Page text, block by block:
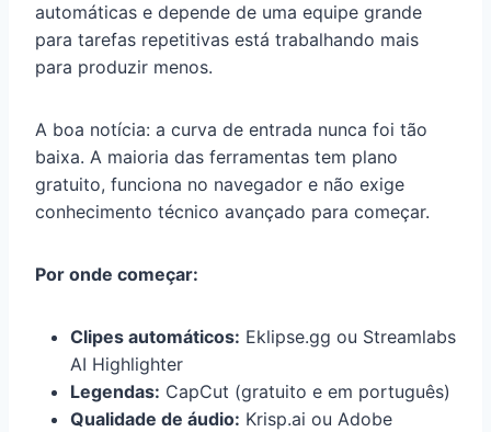
automáticas e depende de uma equipe grande
para tarefas repetitivas está trabalhando mais
para produzir menos.
A boa notícia: a curva de entrada nunca foi tão
baixa. A maioria das ferramentas tem plano
gratuito, funciona no navegador e não exige
conhecimento técnico avançado para começar.
Por onde começar:
Clipes automáticos: Eklipse.gg ou Streamlabs
AI Highlighter
Legendas: CapCut (gratuito e em português)
Qualidade de áudio: Krisp.ai ou Adobe